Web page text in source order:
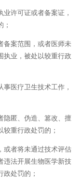
业许可证或者备案证，
备案范围，或者医师未
执业，被处以较重行政
事医疗卫生技术工作，
隐匿、伪造、篡改、擅
重行政处罚的；
或者将未通过技术评估
违法开展生物医学新技
处罚的；